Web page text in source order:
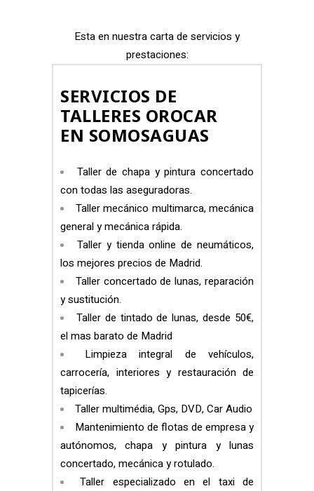
Esta en nuestra carta de servicios y
prestaciones:
SERVICIOS DE
TALLERES OROCAR
EN SOMOSAGUAS
Taller de chapa y pintura concertado
con todas las aseguradoras.
Taller mecánico multimarca, mecánica
general y mecánica rápida.
Taller y tienda online de neumáticos,
los mejores precios de Madrid.
Taller concertado de lunas, reparación
y sustitución.
Taller de tintado de lunas, desde 50€,
el mas barato de Madrid
Limpieza integral de vehículos,
carrocería, interiores y restauración de
tapicerías.
Taller multimédia, Gps, DVD, Car Audio
Mantenimiento de flotas de empresa y
autónomos, chapa y pintura y lunas
concertado, mecánica y rotulado.
Taller especializado en el taxi de